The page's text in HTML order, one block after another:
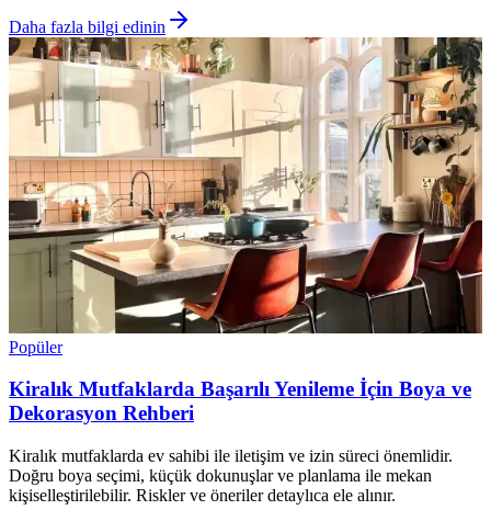
Daha fazla bilgi edinin
Popüler
Kiralık Mutfaklarda Başarılı Yenileme İçin Boya ve
Dekorasyon Rehberi
Kiralık mutfaklarda ev sahibi ile iletişim ve izin süreci önemlidir.
Doğru boya seçimi, küçük dokunuşlar ve planlama ile mekan
kişiselleştirilebilir. Riskler ve öneriler detaylıca ele alınır.